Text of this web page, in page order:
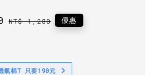
Regular
NT$ 1,280 優惠
氣棉T 只要190元